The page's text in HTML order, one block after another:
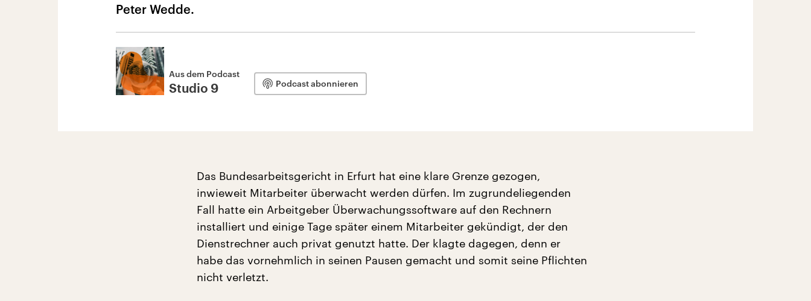
Peter Wedde.
Aus dem Podcast
Studio 9 Podcast abonnieren
Das Bundesarbeitsgericht in Erfurt hat eine klare Grenze gezogen,
inwieweit Mitarbeiter überwacht werden dürfen. Im zugrundeliegenden
Fall hatte ein Arbeitgeber Überwachungssoftware auf den Rechnern
installiert und einige Tage später einem Mitarbeiter gekündigt, der den
Dienstrechner auch privat genutzt hatte. Der klagte dagegen, denn er
habe das vornehmlich in seinen Pausen gemacht und somit seine Pflichten
nicht verletzt.